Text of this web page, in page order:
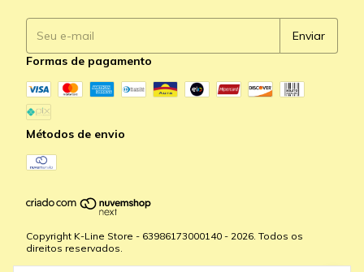
Formas de pagamento
Métodos de envio
Copyright K-Line Store - 63986173000140 - 2026. Todos os
direitos reservados.